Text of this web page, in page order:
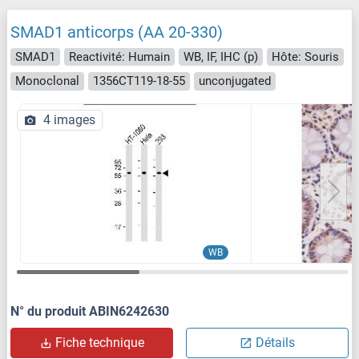
SMAD1 anticorps (AA 20-330)
SMAD1 Reactivité: Humain WB, IF, IHC (p)
Hôte: Souris
Monoclonal
1356CT119-18-55 unconjugated
WB
4 images
N° du produit ABIN6242630
Fiche technique Détails